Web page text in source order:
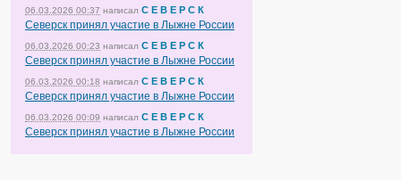
06.03.2026 00:37 написал С Е В Е Р С К
Северск принял участие в Лыжне России
06.03.2026 00:23 написал С Е В Е Р С К
Северск принял участие в Лыжне России
06.03.2026 00:18 написал С Е В Е Р С К
Северск принял участие в Лыжне России
06.03.2026 00:09 написал С Е В Е Р С К
Северск принял участие в Лыжне России